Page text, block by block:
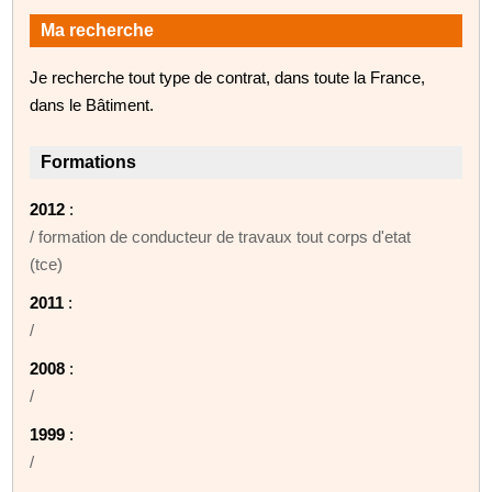
Ma recherche
Je recherche tout type de contrat, dans toute la France,
dans le Bâtiment.
Formations
2012 :
/ formation de conducteur de travaux tout corps d'etat
(tce)
2011 :
/
2008 :
/
1999 :
/